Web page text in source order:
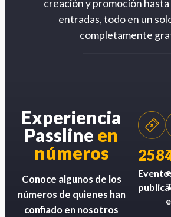
creación y promoción hasta
entradas, todo en un
completamente
Experiencia
Passline en
números
Conoce algunos de los
números de quienes han
confiado en nosotros